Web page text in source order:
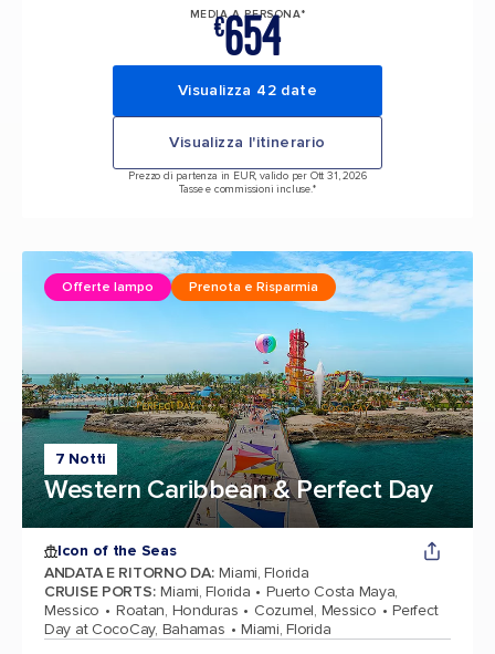
MEDIA A PERSONA*
€654
Visualizza 42 date
Visualizza l'itinerario
Prezzo di partenza in EUR, valido per Ott 31, 2026
Tasse e commissioni incluse.*
7 Notti
Western Caribbean & Perfect Day
Offerte lampo Prenota e Risparmia
Icon of the Seas
ANDATA E RITORNO DA: Miami, Florida
CRUISE PORTS: Miami, Florida
Puerto Costa Maya,
Messico
Roatan, Honduras Cozumel, Messico
Perfect
Day at CocoCay, Bahamas
Miami, Florida